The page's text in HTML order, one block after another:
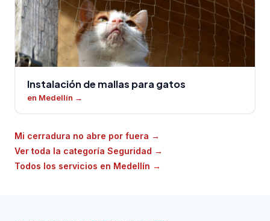
Instalación de mallas para gatos
en Medellín →
Mi cerradura no abre por fuera →
Ver toda la categoría Seguridad →
Todos los servicios en Medellín →